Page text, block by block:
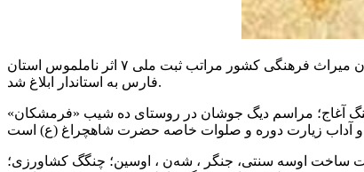
به گزارش خبر یار ، موید محسن نژاد ظهر دوشنبه در جمع خبرنگاران، گفت: در نامه‌های جداگانه‌ای از سوی دارابی قائم مقام وزرات و معاون میراث فرهنگی کشور مراتب ثبت ملی ۷ اثر ناملموس استان
فارس به استاندار ابلاغ شد.
آغاج؛ مراسم دیگ جوشان در روستای ده شیب «فرمشکان»
ساخت اوسه سنتی، جنگر ، شه‌ن ، اوسین؛ چنگگ کشاورزی؛